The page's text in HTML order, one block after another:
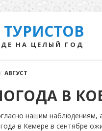
НА ЦЕЛЫЙ ГОД
/ АВГУСТ
В
нашим наблюдениям,
в Кемере в сентябре